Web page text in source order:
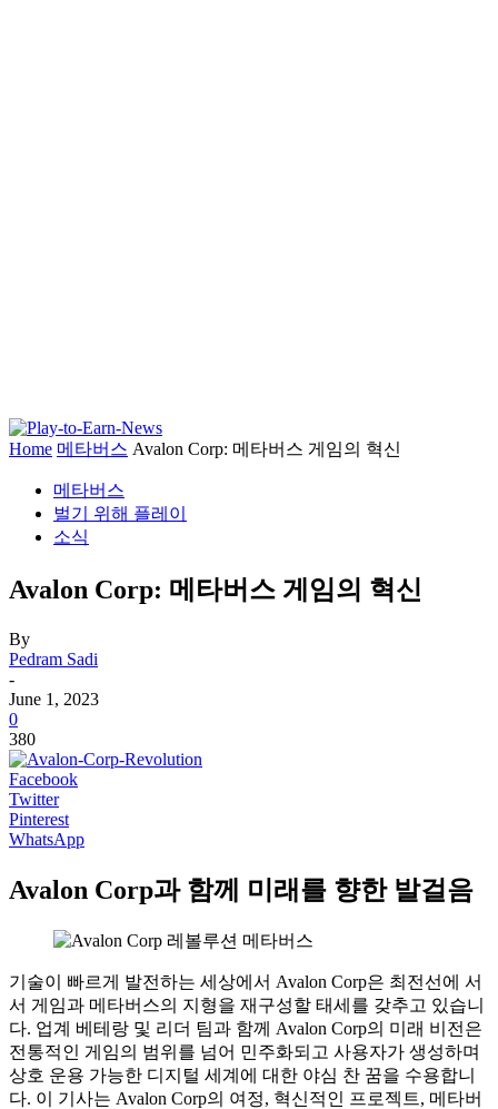
Home 메타버스 Avalon Corp: 메타버스 게임의 혁신
메타버스
벌기 위해 플레이
소식
Avalon Corp: 메타버스 게임의 혁신
By
Pedram Sadi
-
June 1, 2023
0
380
Facebook
Twitter
Pinterest
WhatsApp
Avalon Corp과 함께 미래를 향한 발걸음
기술이 빠르게 발전하는 세상에서 Avalon Corp은 최전선에 서
서 게임과 메타버스의 지형을 재구성할 태세를 갖추고 있습니
다. 업계 베테랑 및 리더 팀과 함께 Avalon Corp의 미래 비전은
전통적인 게임의 범위를 넘어 민주화되고 사용자가 생성하며
상호 운용 가능한 디지털 세계에 대한 야심 찬 꿈을 수용합니
다. 이 기사는 Avalon Corp의 여정, 혁신적인 프로젝트, 메타버